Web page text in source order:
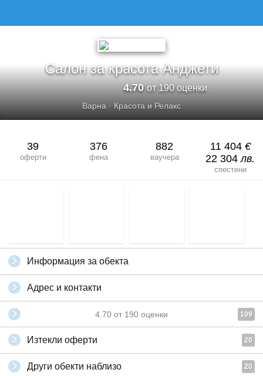
Салон за красота Анджети
4.70от 190 оценки
Варна · Красота и Релакс
39
оферти
376
фена
882
ваучера
11 404 €
22 304лв.
спестени
Информация за обекта
Адрес и контакти
4.70 от 190 оценки 109
Изтекли оферти 20
Други обекти наблизо 20